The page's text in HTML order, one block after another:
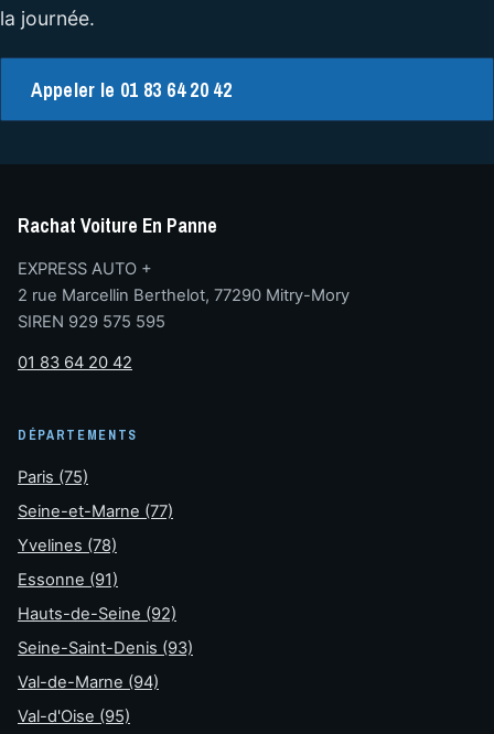
la journée.
Appeler le 01 83 64 20 42
Rachat Voiture En Panne
EXPRESS AUTO +
2 rue Marcellin Berthelot, 77290 Mitry-Mory
SIREN 929 575 595
01 83 64 20 42
DÉPARTEMENTS
Paris (75)
Seine-et-Marne (77)
Yvelines (78)
Essonne (91)
Hauts-de-Seine (92)
Seine-Saint-Denis (93)
Val-de-Marne (94)
Val-d'Oise (95)